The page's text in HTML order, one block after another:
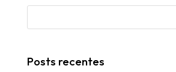
Posts recentes